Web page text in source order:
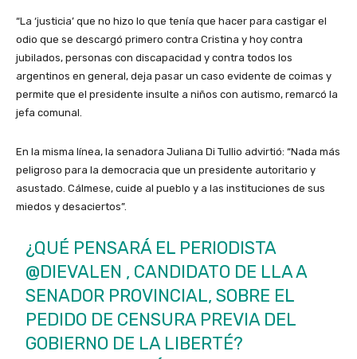
“La ‘justicia’ que no hizo lo que tenía que hacer para castigar el
odio que se descargó primero contra Cristina y hoy contra
jubilados, personas con discapacidad y contra todos los
argentinos en general, deja pasar un caso evidente de coimas y
permite que el presidente insulte a niños con autismo, remarcó la
jefa comunal.
En la misma línea, la senadora Juliana Di Tullio advirtió: “Nada más
peligroso para la democracia que un presidente autoritario y
asustado. Cálmese, cuide al pueblo y a las instituciones de sus
miedos y desaciertos”.
¿QUÉ PENSARÁ EL PERIODISTA
@DIEVALEN , CANDIDATO DE LLA A
SENADOR PROVINCIAL, SOBRE EL
PEDIDO DE CENSURA PREVIA DEL
GOBIERNO DE LA LIBERTÉ?